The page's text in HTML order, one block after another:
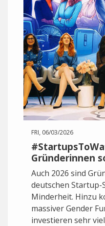
FRI, 06/03/2026
Gründerinnen
Auch 2026 sind
deutschen Startup-
Minderheit. Hinzu
massiver Gender
investieren sehr